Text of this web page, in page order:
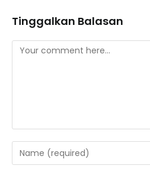
Tinggalkan Balasan